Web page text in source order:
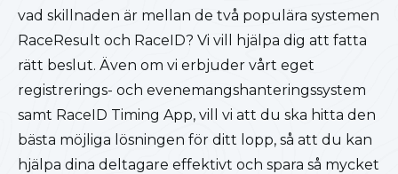
vad skillnaden är mellan de två populära systemen
RaceResult och RaceID? Vi vill hjälpa dig att fatta
rätt beslut. Även om vi erbjuder vårt eget
registrerings- och evenemangshanteringssystem
samt RaceID Timing App, vill vi att du ska hitta den
bästa möjliga lösningen för ditt lopp, så att du kan
hjälpa dina deltagare effektivt och spara så mycket